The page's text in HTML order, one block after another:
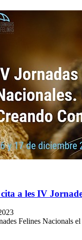
a les IV
Felines Nacionals